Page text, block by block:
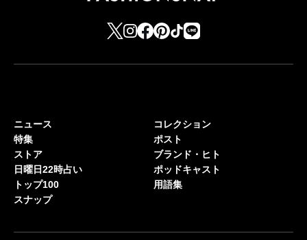
ニュース
特集
ストア
日曜日22時占い
トップ100
スナップ
コレクション
ポスト
ブランド・ヒト
ポッドキャスト
用語集